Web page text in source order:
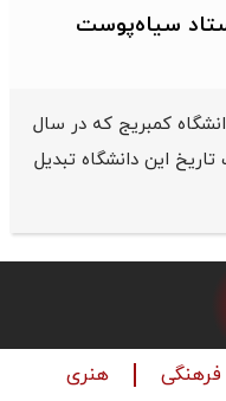
سیاه‌پوست
کمبریج که در سال
تاریخ این دانشگاه تبدیل
فرهنگی هنری